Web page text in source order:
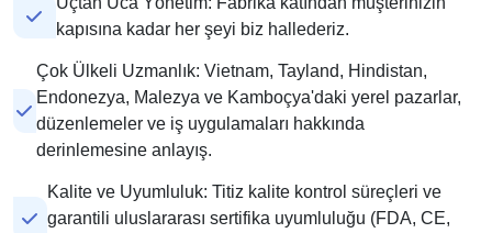
kapısına kadar her şeyi biz hallederiz.
Çok Ülkeli Uzmanlık: Vietnam, Tayland, Hindistan,
Endonezya, Malezya ve Kamboçya'daki yerel pazarlar,
düzenlemeler ve iş uygulamaları hakkında
derinlemesine anlayış.
Kalite ve Uyumluluk: Titiz kalite kontrol süreçleri ve
garantili uluslararası sertifika uyumluluğu (FDA, CE,